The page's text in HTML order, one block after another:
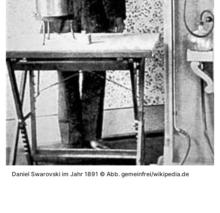
Daniel Swarovski im Jahr 1891 © Abb. gemeinfrei/wikipedia.de